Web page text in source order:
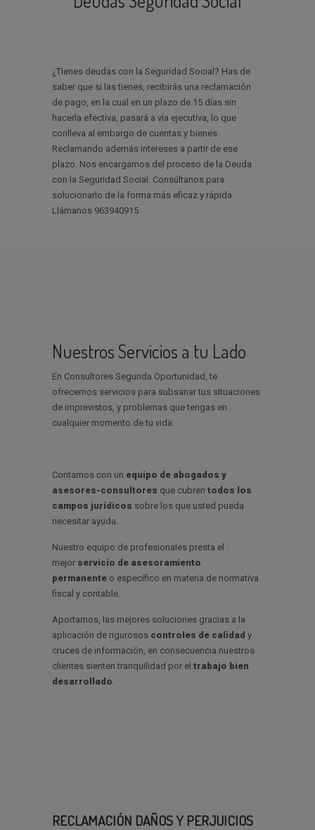
¿Tienes deudas con la Seguridad Social? Has de
saber que si las tienes, recibirás una reclamación
de pago, en la cual en un plazo de 15 días sin
hacerla efectiva, pasará a vía ejecutiva, lo que
conlleva al embargo de cuentas y bienes.
Reclamando además intereses a partir de ese
plazo. Nos encargamos del proceso de la Deuda
con la Seguridad Social. Consúltanos para
solucionarlo de la forma más eficaz y rápida.
Llámanos 963940915
Nuestros Servicios a tu Lado
En Consultores Segunda Oportunidad, te
ofrecemos servicios para subsanar tus situaciones
de imprevistos, y problemas que tengas en
cualquier momento de tu vida.
Contamos con un equipo de abogados y
asesores-consultores que cubren todos los
campos jurídicos sobre los que usted pueda
necesitar ayuda.
Nuestro equipo de profesionales presta el
mejor servicio de asesoramiento
permanente o específico en materia de normativa
fiscal y contable.
Aportamos, las mejores soluciones gracias a la
aplicación de rigurosos controles de calidad y
cruces de información, en consecuencia nuestros
clientes sienten tranquilidad por el trabajo bien
desarrollado.
RECLAMACIÓN DAÑOS Y PERJUICIOS